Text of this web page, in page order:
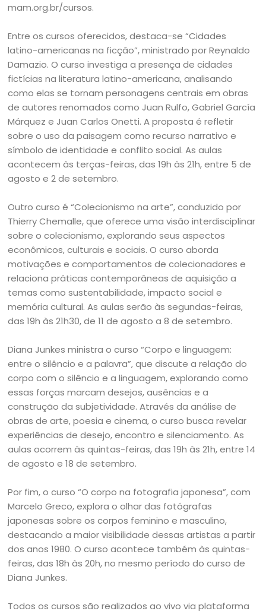
mam.org.br/cursos.
Entre os cursos oferecidos, destaca-se “Cidades
latino-americanas na ficção”, ministrado por Reynaldo
Damazio. O curso investiga a presença de cidades
fictícias na literatura latino-americana, analisando
como elas se tornam personagens centrais em obras
de autores renomados como Juan Rulfo, Gabriel García
Márquez e Juan Carlos Onetti. A proposta é refletir
sobre o uso da paisagem como recurso narrativo e
símbolo de identidade e conflito social. As aulas
acontecem às terças-feiras, das 19h às 21h, entre 5 de
agosto e 2 de setembro.
Outro curso é “Colecionismo na arte”, conduzido por
Thierry Chemalle, que oferece uma visão interdisciplinar
sobre o colecionismo, explorando seus aspectos
econômicos, culturais e sociais. O curso aborda
motivações e comportamentos de colecionadores e
relaciona práticas contemporâneas de aquisição a
temas como sustentabilidade, impacto social e
memória cultural. As aulas serão às segundas-feiras,
das 19h às 21h30, de 11 de agosto a 8 de setembro.
Diana Junkes ministra o curso “Corpo e linguagem:
entre o silêncio e a palavra”, que discute a relação do
corpo com o silêncio e a linguagem, explorando como
essas forças marcam desejos, ausências e a
construção da subjetividade. Através da análise de
obras de arte, poesia e cinema, o curso busca revelar
experiências de desejo, encontro e silenciamento. As
aulas ocorrem às quintas-feiras, das 19h às 21h, entre 14
de agosto e 18 de setembro.
Por fim, o curso “O corpo na fotografia japonesa”, com
Marcelo Greco, explora o olhar das fotógrafas
japonesas sobre os corpos feminino e masculino,
destacando a maior visibilidade dessas artistas a partir
dos anos 1980. O curso acontece também às quintas-
feiras, das 18h às 20h, no mesmo período do curso de
Diana Junkes.
Todos os cursos são realizados ao vivo via plataforma